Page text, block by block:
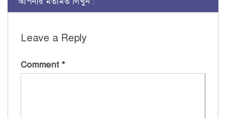
Leave a Reply
Comment *